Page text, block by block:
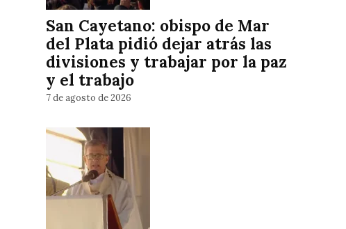
San Cayetano: obispo de Mar
del Plata pidió dejar atrás las
divisiones y trabajar por la paz
y el trabajo
7 de agosto de 2026